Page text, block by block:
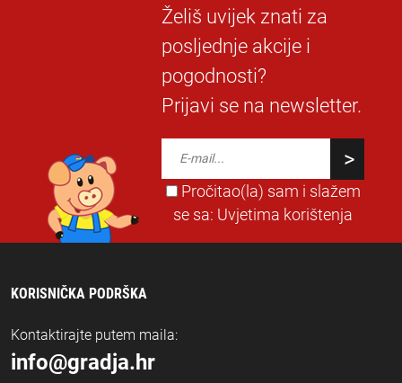
Želiš uvijek znati za
posljednje akcije i
pogodnosti?
Prijavi se na newsletter.
Pročitao(la) sam i slažem
se sa: Uvjetima korištenja
KORISNIČKA PODRŠKA
Kontaktirajte putem maila:
info@gradja.hr